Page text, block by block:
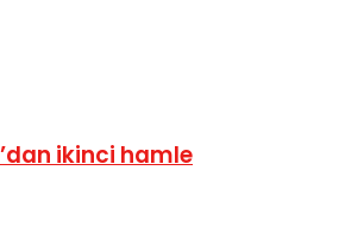
ikinci hamle